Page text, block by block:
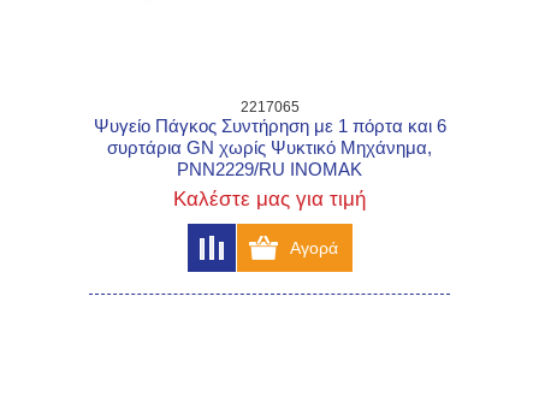
2217065
Ψυγείο Πάγκος Συντήρηση με 1 πόρτα και 6
συρτάρια GN χωρίς Ψυκτικό Μηχάνημα,
PNN2229/RU INOMAK
Καλέστε μας για τιμή